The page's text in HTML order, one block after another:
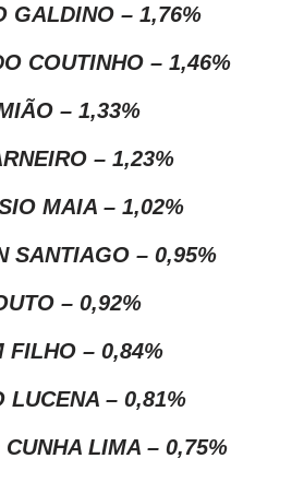
GALDINO – 1,76%
COUTINHO – 1,46%
– 1,33%
– 1,23%
MAIA – 1,02%
SANTIAGO – 0,95%
– 0,92%
FILHO – 0,84%
LUCENA – 0,81%
CUNHA LIMA – 0,75%